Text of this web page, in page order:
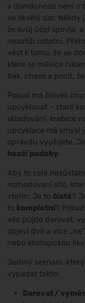
v domácnosti není o
ve skvělý dar.
že svůj účel splnila,
nezatíží ostatní.
vést k tomu, že se
které se měsíce
tlak, chaos a pocit,
Pokud má člověk
upcyklovat – staré
skladování, krabice
upcyklace má smysl
opravdu využijete.
hezčí podoby.
Aby to celé
rozhodovací síto,
vteřin: Je to čisté?
to kompletní?
věc půjde darovat,
objeví dvě a více
nebo ekologickou
Jediný seznam,
vypadat takto:
Darovat /